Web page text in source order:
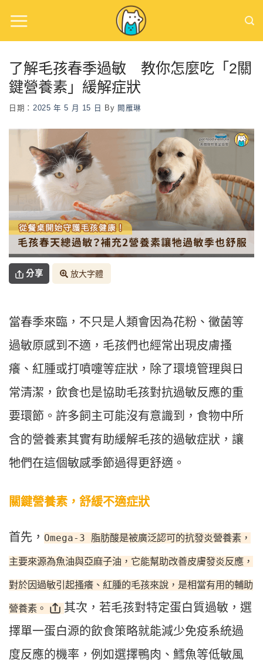
content
了解毛孩春季過敏 教你怎麼吃「2關
鍵營養素」緩解症狀
日期： 2025 年 5 月 15 日 By 闕雁琳
分享 放大字體
當春季來臨，不只是人類會因為花粉、黴菌等
過敏原感到不適，毛孩們也經常出現皮膚搔
癢、紅腫或打噴嚏等症狀，除了環境管理與日
常清潔，飲食也是協助毛孩對抗過敏反應的重
要環節。許多飼主可能沒有意識到，食物中所
含的營養素其實有助緩解毛孩的過敏症狀，讓
牠們在這個敏感季節過得更舒適。
關鍵營養素，舒緩不適症狀
首先， Omega-3 脂肪酸是被廣泛認可的抗發炎營養素，
主要來源為魚油與亞麻子油，它能幫助改善皮膚發炎反應，
對於因過敏引起搔癢、紅腫的毛孩來說，是相當有用的輔助
營養素。
其次，若毛孩對特定蛋白質過敏，選
擇單一蛋白源的飲食策略就能減少免疫系統過
度反應的機率，例如選擇鴨肉、鱈魚等低敏風